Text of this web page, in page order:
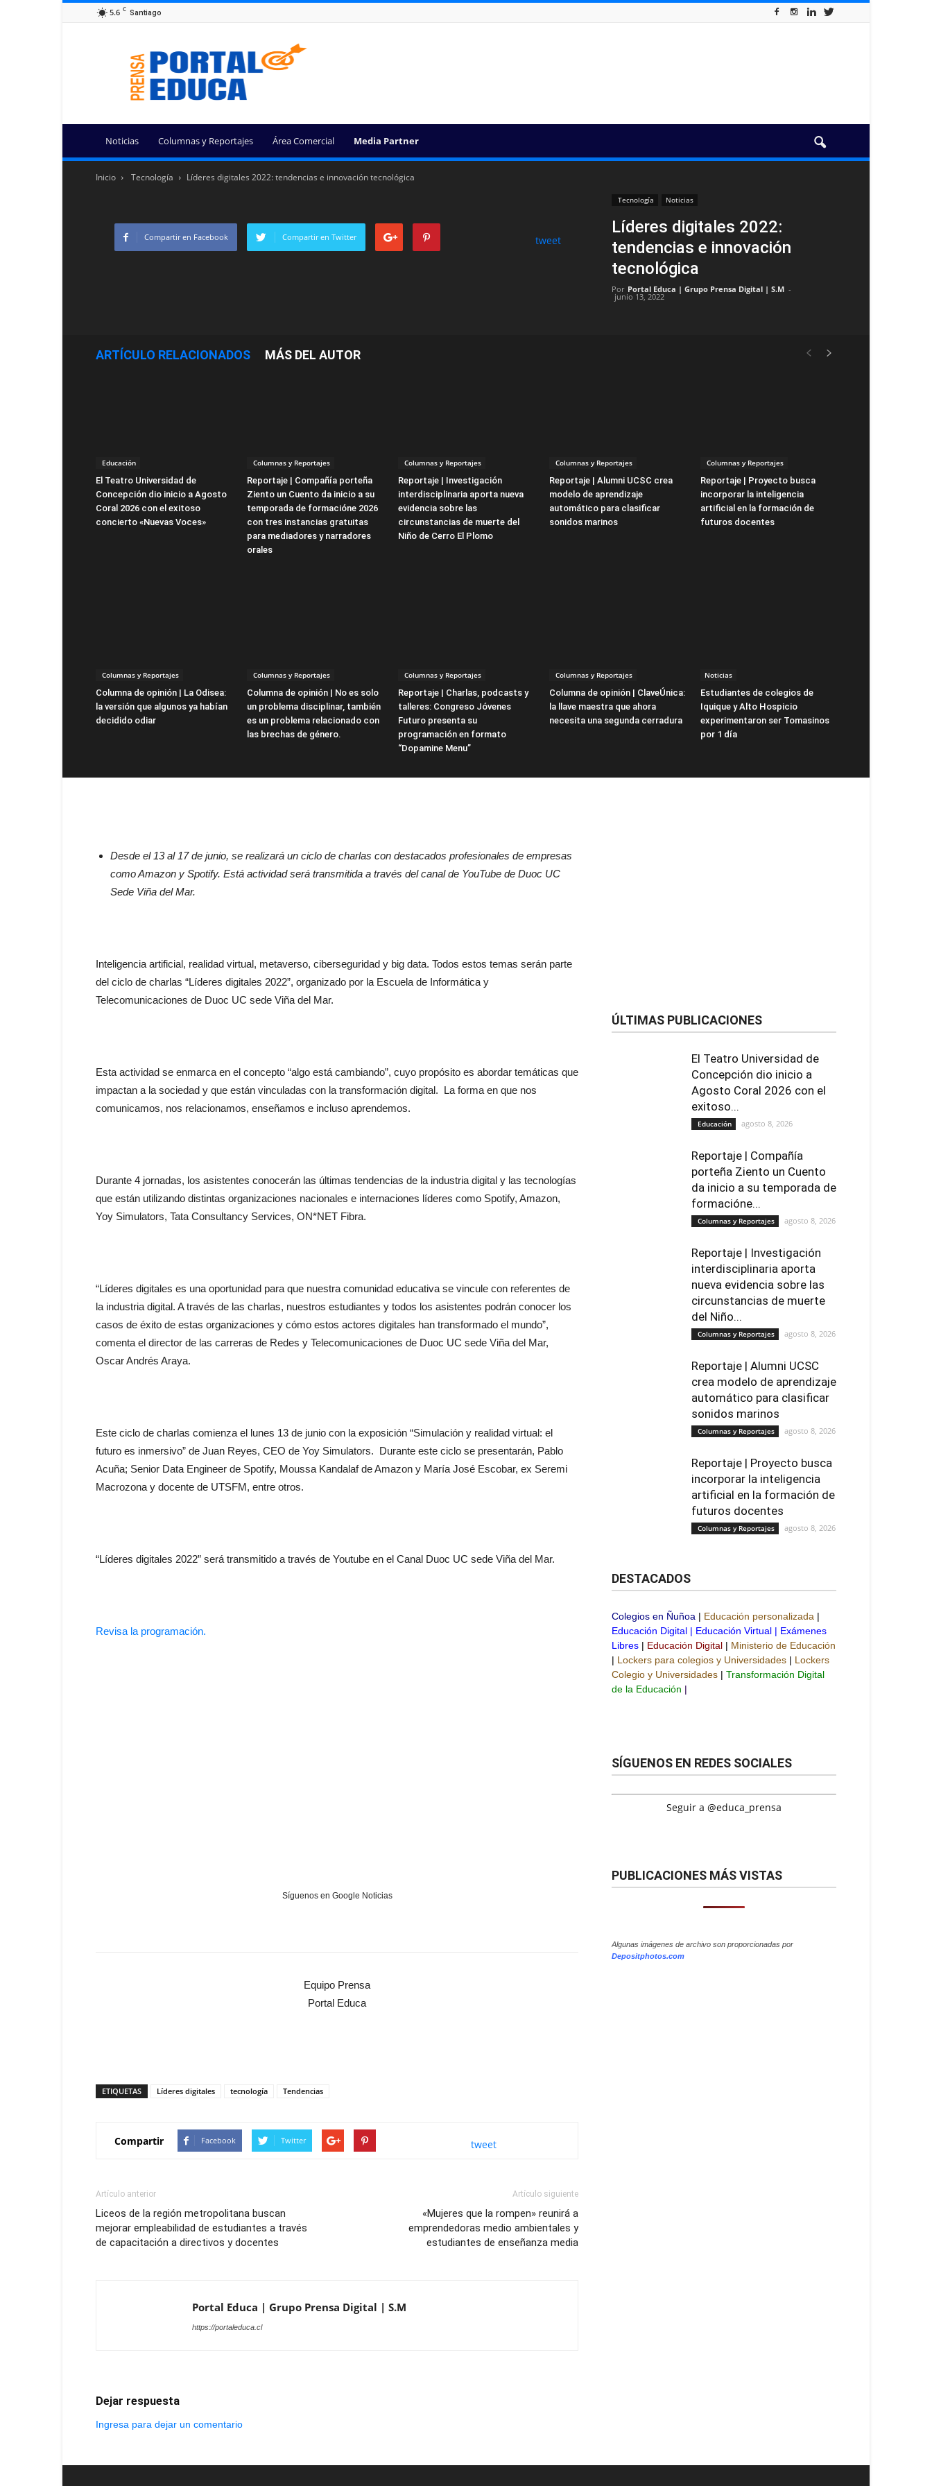
5.6 C Santiago
Portal
Educa
Noticias Columnas y Reportajes Área Comercial Media Partner
Inicio Tecnología Líderes digitales 2022: tendencias e innovación tecnológica
Tecnología Noticias
Líderes digitales 2022:
tendencias e innovación
tecnológica
Por Portal Educa | Grupo Prensa Digital | S.M -
junio 13, 2022
Compartir en Facebook Compartir en Twitter tweet
ARTÍCULO RELACIONADOS MÁS DEL AUTOR
Educación
El Teatro Universidad de
Concepción dio inicio a Agosto
Coral 2026 con el exitoso
concierto «Nuevas Voces»
Columnas y Reportajes
Reportaje | Compañía porteña
Ziento un Cuento da inicio a su
temporada de formacióne 2026
con tres instancias gratuitas
para mediadores y narradores
orales
Columnas y Reportajes
Reportaje | Investigación
interdisciplinaria aporta nueva
evidencia sobre las
circunstancias de muerte del
Niño de Cerro El Plomo
Columnas y Reportajes
Reportaje | Alumni UCSC crea
modelo de aprendizaje
automático para clasificar
sonidos marinos
Columnas y Reportajes
Reportaje | Proyecto busca
incorporar la inteligencia
artificial en la formación de
futuros docentes
Columnas y Reportajes
Columna de opinión | La Odisea:
la versión que algunos ya habían
decidido odiar
Columnas y Reportajes
Columna de opinión | No es solo
un problema disciplinar, también
es un problema relacionado con
las brechas de género.
Columnas y Reportajes
Reportaje | Charlas, podcasts y
talleres: Congreso Jóvenes
Futuro presenta su
programación en formato
“Dopamine Menu”
Columnas y Reportajes
Columna de opinión | ClaveÚnica:
la llave maestra que ahora
necesita una segunda cerradura
Noticias
Estudiantes de colegios de
Iquique y Alto Hospicio
experimentaron ser Tomasinos
por 1 día
Desde el 13 al 17 de junio, se realizará un ciclo de charlas con destacados profesionales de empresas
como Amazon y Spotify. Está actividad será transmitida a través del canal de YouTube de Duoc UC
Sede Viña del Mar.
Inteligencia artificial, realidad virtual, metaverso, ciberseguridad y big data. Todos estos temas serán parte
del ciclo de charlas “Líderes digitales 2022”, organizado por la Escuela de Informática y
Telecomunicaciones de Duoc UC sede Viña del Mar.
Esta actividad se enmarca en el concepto “algo está cambiando”, cuyo propósito es abordar temáticas que
impactan a la sociedad y que están vinculadas con la transformación digital. La forma en que nos
comunicamos, nos relacionamos, enseñamos e incluso aprendemos.
Durante 4 jornadas, los asistentes conocerán las últimas tendencias de la industria digital y las tecnologías
que están utilizando distintas organizaciones nacionales e internaciones líderes como Spotify, Amazon,
Yoy Simulators, Tata Consultancy Services, ON*NET Fibra.
“Líderes digitales es una oportunidad para que nuestra comunidad educativa se vincule con referentes de
la industria digital. A través de las charlas, nuestros estudiantes y todos los asistentes podrán conocer los
casos de éxito de estas organizaciones y cómo estos actores digitales han transformado el mundo”,
comenta el director de las carreras de Redes y Telecomunicaciones de Duoc UC sede Viña del Mar,
Oscar Andrés Araya.
Este ciclo de charlas comienza el lunes 13 de junio con la exposición “Simulación y realidad virtual: el
futuro es inmersivo” de Juan Reyes, CEO de Yoy Simulators. Durante este ciclo se presentarán, Pablo
Acuña; Senior Data Engineer de Spotify, Moussa Kandalaf de Amazon y María José Escobar, ex Seremi
Macrozona y docente de UTSFM, entre otros.
“Líderes digitales 2022” será transmitido a través de Youtube en el Canal Duoc UC sede Viña del Mar.
Revisa la programación.
Síguenos en Google Noticias
Equipo Prensa
Portal Educa
ETIQUETAS Líderes digitales tecnología Tendencias
Compartir Facebook Twitter tweet
Artículo anterior
Liceos de la región metropolitana buscan
mejorar empleabilidad de estudiantes a través
de capacitación a directivos y docentes
Artículo siguiente
«Mujeres que la rompen» reunirá a
emprendedoras medio ambientales y
estudiantes de enseñanza media
Portal Educa | Grupo Prensa Digital | S.M
https://portaleduca.cl
Dejar respuesta
Ingresa para dejar un comentario
ÚLTIMAS PUBLICACIONES
El Teatro Universidad de
Concepción dio inicio a
Agosto Coral 2026 con el
exitoso...
Educación agosto 8, 2026
Reportaje | Compañía
porteña Ziento un Cuento
da inicio a su temporada de
formacióne...
Columnas y Reportajes agosto 8, 2026
Reportaje | Investigación
interdisciplinaria aporta
nueva evidencia sobre las
circunstancias de muerte
del Niño...
Columnas y Reportajes agosto 8, 2026
Reportaje | Alumni UCSC
crea modelo de aprendizaje
automático para clasificar
sonidos marinos
Columnas y Reportajes agosto 8, 2026
Reportaje | Proyecto busca
incorporar la inteligencia
artificial en la formación de
futuros docentes
Columnas y Reportajes agosto 8, 2026
DESTACADOS
Colegios en Ñuñoa | Educación personalizada |
Educación Digital | Educación Virtual | Exámenes
Libres | Educación Digital | Ministerio de Educación
| Lockers para colegios y Universidades | Lockers
Colegio y Universidades | Transformación Digital
de la Educación |
SÍGUENOS EN REDES SOCIALES
Seguir a @educa_prensa
PUBLICACIONES MÁS VISTAS
Algunas imágenes de archivo son proporcionadas por
Depositphotos.com